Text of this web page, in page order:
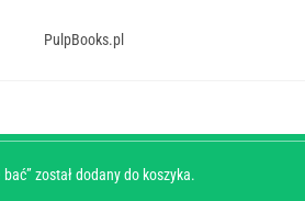
PulpBooks.pl
został dodany do koszyka.